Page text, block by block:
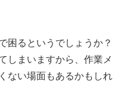
困るというでしょうか？
しまいますから、作業メ
ない場面もあるかもしれ